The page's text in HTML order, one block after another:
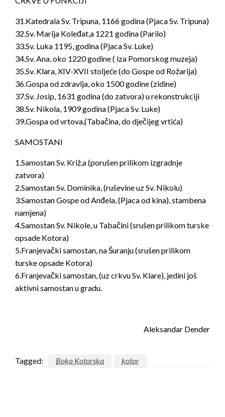
31.Katedrala Sv. Tripuna, 1166 godina (Pjaca Sv. Tripuna)
32.Sv. Marija Koleđat,a 1221 godina (Parilo)
33.Sv. Luka 1195, godina (Pjaca Sv. Luke)
34.Sv. Ana, oko 1220 godine ( iza Pomorskog muzeja)
35.Sv. Klara, XIV-XVII stoljeće (do Gospe od Rožarija)
36.Gospa od zdravlja, oko 1500 godine (zidine)
37.Sv. Josip, 1631 godina (do zatvora) u rekonstrukciji
38.Sv. Nikola, 1909 godina (Pjaca Sv. Luke)
39.Gospa od vrtova,(Tabačina, do dječijeg vrtića)
SAMOSTANI
1.Samostan Sv. Križ,a (porušen prilikom izgradnje
zatvora)
2.Samostan Sv. Dominika, (ruševine uz Sv. Nikolu)
3.Samostan Gospe od Anđela, (Pjaca od kina), stambena
namjena)
4.Samostan Sv. Nikole, u Tabačini (srušen prilikom turske
opsade Kotora)
5.Franjevački samostan, na Šuranju (srušen prilikom
turske opsade Kotora)
6.Franjevački samostan, (uz crkvu Sv. Klare), jedini još
aktivni samostan u gradu.
Aleksandar Dender
Tagged: Boka Kotorska kotor